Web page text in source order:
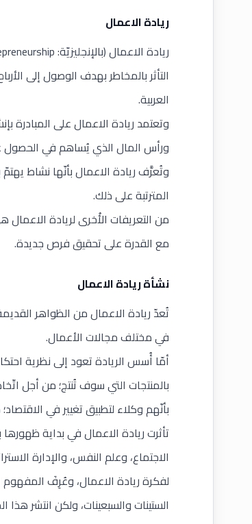
ريادة الاعمال
التأثر بالمخاطر بهدف الوصول إلى
العربية.
وتعتمد ريادة الاعمال على المبادرة
ورأس المال الذي يُساهم في الحصول
وتُعرَّف ريادة الاعمال بأنّها نشاط
المترتبة على ذلك.
من التعريفات الأُخرى لريادة
مع القدرة على تحقيق فرص جديدة.
نشأة ريادة الاعمال
تُعدّ ريادة الاعمال من الظواهر
في مختلف مجالات الأعمال.
أمّا أُسس الريادة تعود إلى نظرية
بالمنتجات التي سوف تُنتج؛ من أجل
بأنّهم وكلاء لتطبيق تغيير في
تأثرت ريادة الاعمال في بداية
الاجتماع، وعلم النفس، والإدارة
لفكرة ريادة الاعمال، وعُرِفَ
الستينات والسبعينات، ولكن انتشر